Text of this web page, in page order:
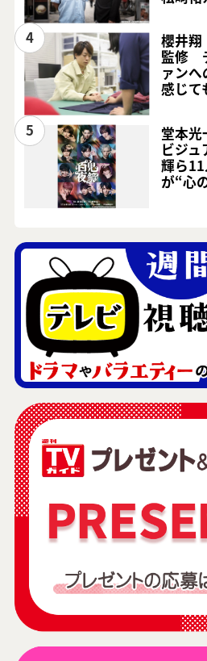
4
櫻井翔
監修
ァン
感じて
5
堂本光
ビジ
輝ら
が“心